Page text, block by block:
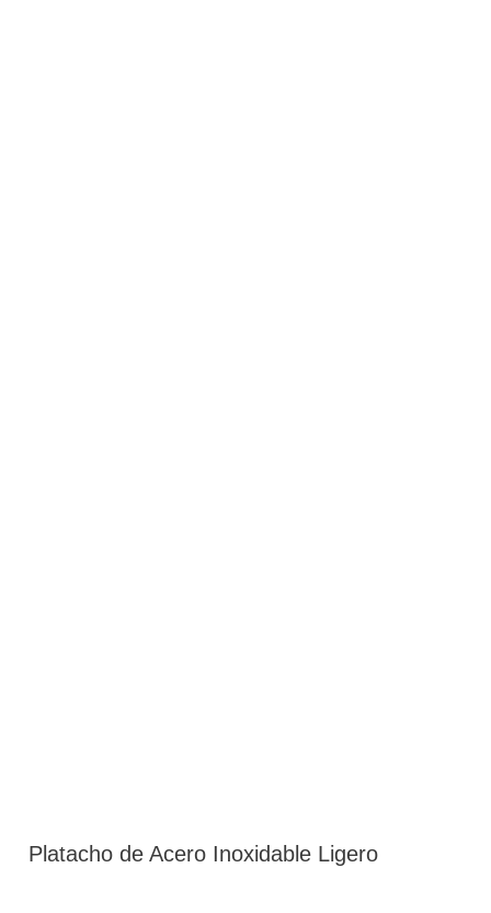
Platacho de Acero Inoxidable Ligero